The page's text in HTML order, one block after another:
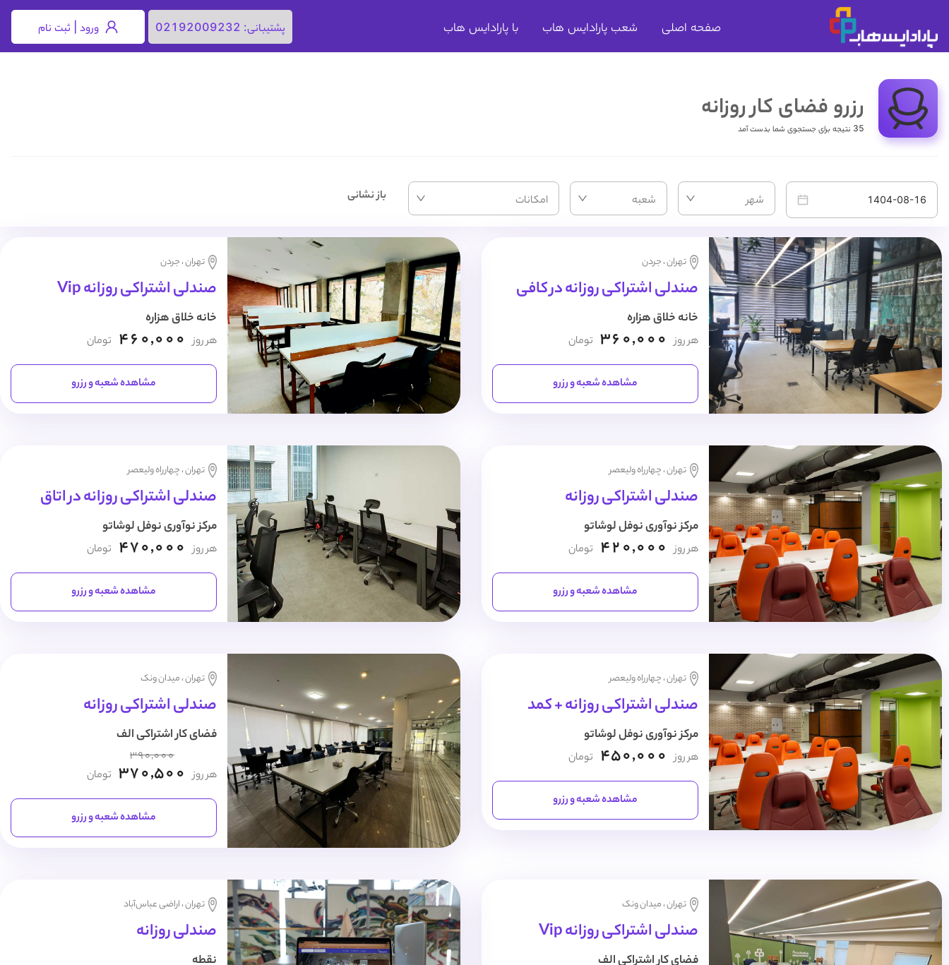
صفحه اصلی شعب پارادایس هاب با پارادایس هاب پشتیبانی: 02192009232 ورود | ثبت نام
رزرو فضای کار روزانه
35 نتیجه برای جستجوی شما بدست آمد
شهر شعبه امکانات باز نشانی
تهران ، جردن
صندلی اشتراکی روزانه در کافی
شاپ
خانه خلاق هزاره
هر روز 360,000 تومان
مشاهده شعبه و رزرو
تهران ، جردن
صندلی اشتراکی روزانه Vip
خانه خلاق هزاره
هر روز 460,000 تومان
مشاهده شعبه و رزرو
تهران ، چهارراه ولیعصر
صندلی اشتراکی روزانه
مرکز نوآوری نوفل لوشاتو
هر روز 420,000 تومان
مشاهده شعبه و رزرو
تهران ، چهارراه ولیعصر
صندلی اشتراکی روزانه در اتاق
مرکز نوآوری نوفل لوشاتو
هر روز 470,000 تومان
مشاهده شعبه و رزرو
تهران ، چهارراه ولیعصر
صندلی اشتراکی روزانه + کمد
مرکز نوآوری نوفل لوشاتو
هر روز 450,000 تومان
مشاهده شعبه و رزرو
تهران ، میدان ونک
صندلی اشتراکی روزانه
فضای کار اشتراکی الف
هر روز
390,000
370,500 تومان
مشاهده شعبه و رزرو
تهران ، میدان ونک
صندلی اشتراکی روزانه Vip
تهران ، اراضی عباس‌آباد
صندلی روزانه